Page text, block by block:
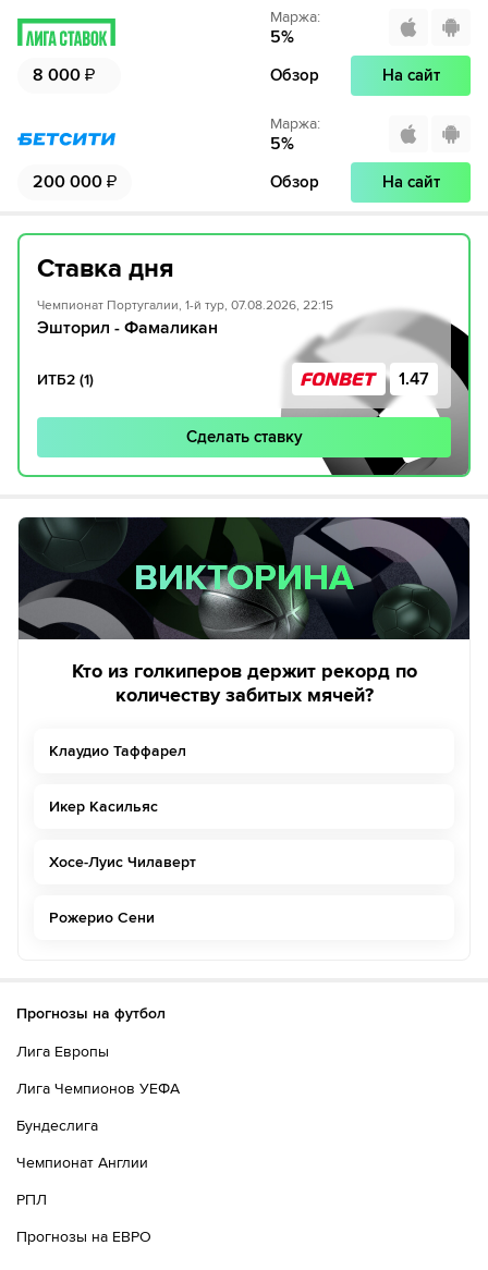
8 000 ₽
Маржа:
5%
Обзор На сайт
200 000 ₽
Маржа:
5%
Обзор На сайт
Ставка дня
Чемпионат Португалии, 1-й тур, 07.08.2026, 22:15
Эшторил - Фамаликан
ИТБ2 (1) 1.47
Сделать ставку
ВИКТОРИНА
ВИКТОРИНА
Кто из голкиперов держит рекорд по
количеству забитых мячей?
Клаудио Таффарел
Икер Касильяс
Хосе-Луис Чилаверт
Рожерио Сени
Прогнозы на футбол
Лига Европы
Лига Чемпионов УЕФА
Бундеслига
Чемпионат Англии
РПЛ
Прогнозы на ЕВРО